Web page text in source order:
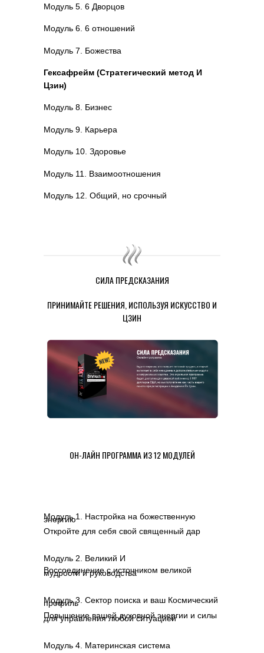
Модуль 5. 6 Дворцов
Модуль 6. 6 отношений
Модуль 7. Божества
Гексафрейм (Стратегический метод И
Цзин)
Модуль 8. Бизнес
Модуль 9. Карьера
Модуль 10. Здоровье
Модуль 11. Взаимоотношения
Модуль 12. Общий, но срочный
СИЛА ПРЕДСКАЗАНИЯ
ПРИНИМАЙТЕ РЕШЕНИЯ, ИСПОЛЬЗУЯ ИСКУССТВО И
ЦЗИН
ОН-ЛАЙН ПРОГРАММА ИЗ 12 МОДУЛЕЙ
Модуль 1. Настройка на божественную
энергию
Откройте для себя свой священный дар
Модуль 2. Великий И
Воссоединение с источником великой
мудрости и руководства
Модуль 3. Сектор поиска и ваш Космический
профиль
Повышение вашей духовной энергии и силы
для управления любой ситуацией
Модуль 4. Материнская система